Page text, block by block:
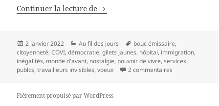
Continuer la lecture de Mes vœux pour l’année 2022
Publié
le
2 janvier 2022 Catégories
Au fil des jours
Mots-
clés
bouc émissaire,
citoyenneté,COVI,démocratie,gilets jaunes, hôpital, immigration,
inégalités, monde d'avant, nostalgie, pouvoir de vivre,services
publcs,travailleurs invisibles,voeux 2 commentaires
Fièrement propulsé par WordPress